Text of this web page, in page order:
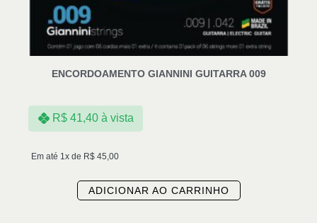
ENCORDOAMENTO GIANNINI GUITARRA 009
Em até 1x de R$ 45,00
R$41,40 à vista
ADICIONAR AO CARRINHO